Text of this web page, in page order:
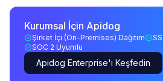
Kurumsal İçin Apidog
Şirket İçi (On-Premises) Dağıtım
SOC 2 Uyumlu
Apidog Enterprise'ı Keşfedin